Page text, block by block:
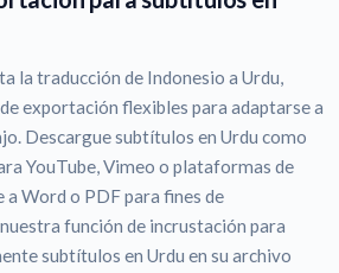
la traducción de Indonesio a Urdu,
exportación flexibles para adaptarse a
Descargue subtítulos en Urdu como
YouTube, Vimeo o plataformas de
a Word o PDF para fines de
función de incrustación para
subtítulos en Urdu en su archivo